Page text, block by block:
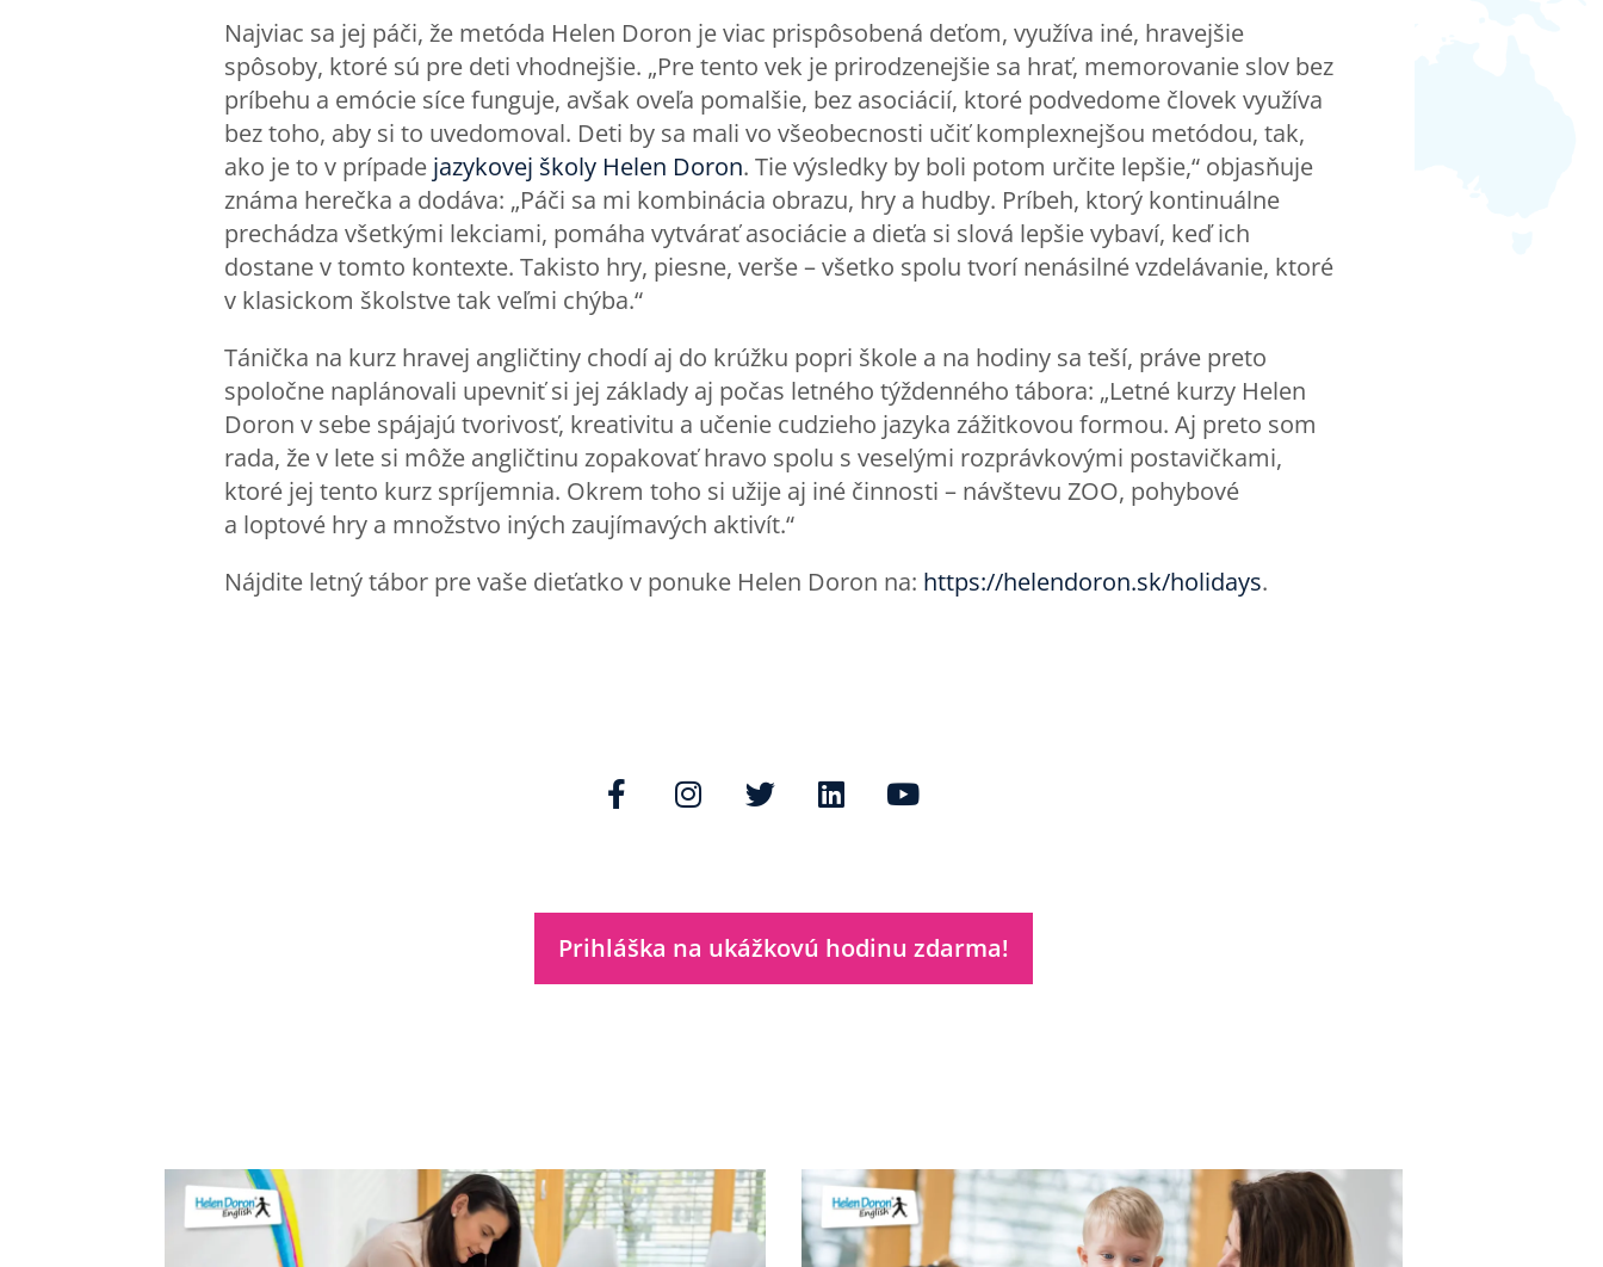
Najviac sa jej páči, že metóda Helen Doron je viac prispôsobená deťom, využíva iné, hravejšie
spôsoby, ktoré sú pre deti vhodnejšie. „Pre tento vek je prirodzenejšie sa hrať, memorovanie slov bez
príbehu a emócie síce funguje, avšak oveľa pomalšie, bez asociácií, ktoré podvedome človek využíva
bez toho, aby si to uvedomoval. Deti by sa mali vo všeobecnosti učiť komplexnejšou metódou, tak,
ako je to v prípade jazykovej školy Helen Doron. Tie výsledky by boli potom určite lepšie,“ objasňuje
známa herečka a dodáva: „Páči sa mi kombinácia obrazu, hry a hudby. Príbeh, ktorý kontinuálne
prechádza všetkými lekciami, pomáha vytvárať asociácie a dieťa si slová lepšie vybaví, keď ich
dostane v tomto kontexte. Takisto hry, piesne, verše – všetko spolu tvorí nenásilné vzdelávanie, ktoré
v klasickom školstve tak veľmi chýba.“
Tánička na kurz hravej angličtiny chodí aj do krúžku popri škole a na hodiny sa teší, práve preto
spoločne naplánovali upevniť si jej základy aj počas letného týždenného tábora: „Letné kurzy Helen
Doron v sebe spájajú tvorivosť, kreativitu a učenie cudzieho jazyka zážitkovou formou. Aj preto som
rada, že v lete si môže angličtinu zopakovať hravo spolu s veselými rozprávkovými postavičkami,
ktoré jej tento kurz spríjemnia. Okrem toho si užije aj iné činnosti – návštevu ZOO, pohybové
a loptové hry a množstvo iných zaujímavých aktivít.“
Nájdite letný tábor pre vaše dieťatko v ponuke Helen Doron na: https://helendoron.sk/holidays.
Prihláška na ukážkovú hodinu zdarma!